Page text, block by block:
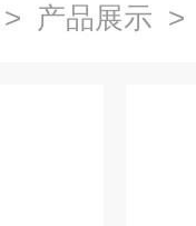
> 产品展示